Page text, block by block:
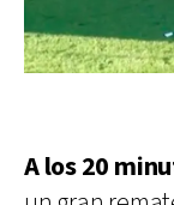
A los 20